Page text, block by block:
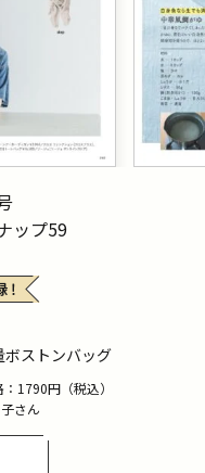
ップ59
ストンバッグ
：1790円（税込）
さん